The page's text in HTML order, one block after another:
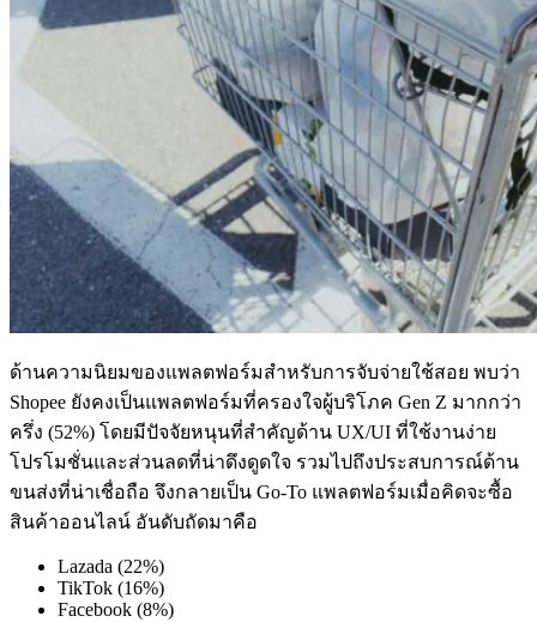
ด้านความนิยมของแพลตฟอร์มสำหรับการจับจ่ายใช้สอย พบว่า
Shopee ยังคงเป็นแพลตฟอร์มที่ครองใจผู้บริโภค Gen Z มากกว่า
ครึ่ง (52%) โดยมีปัจจัยหนุนที่สำคัญด้าน UX/UI ที่ใช้งานง่าย
โปรโมชั่นและส่วนลดที่น่าดึงดูดใจ รวมไปถึงประสบการณ์ด้าน
ขนส่งที่น่าเชื่อถือ จึงกลายเป็น Go-To แพลตฟอร์มเมื่อคิดจะซื้อ
สินค้าออนไลน์ อันดับถัดมาคือ
Lazada (22%)
TikTok (16%)
Facebook (8%)